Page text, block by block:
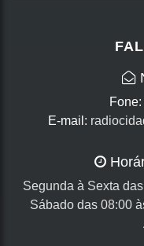
Fone:
E-mail:
Segunda à Sexta
Sábado das 08:00